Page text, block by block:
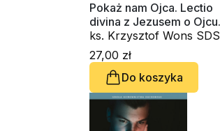
Pokaż nam Ojca. Lectio
divina z Jezusem o Ojcu
(CD-audiobook)
ks. Krzysztof Wons SDS
27,00 zł
Do koszyka